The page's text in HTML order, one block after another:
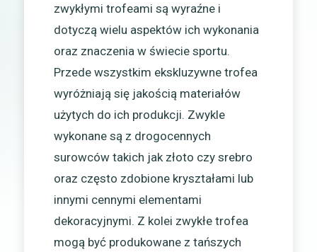
zwykłymi trofeami są wyraźne i
dotyczą wielu aspektów ich wykonania
oraz znaczenia w świecie sportu.
Przede wszystkim ekskluzywne trofea
wyróżniają się jakością materiałów
użytych do ich produkcji. Zwykle
wykonane są z drogocennych
surowców takich jak złoto czy srebro
oraz często zdobione kryształami lub
innymi cennymi elementami
dekoracyjnymi. Z kolei zwykłe trofea
mogą być produkowane z tańszych